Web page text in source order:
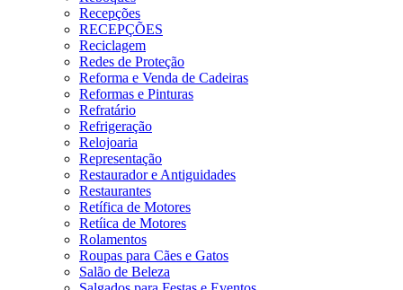
Recepções
RECEPÇÕES
Reciclagem
Redes de Proteção
Reforma e Venda de Cadeiras
Reformas e Pinturas
Refratário
Refrigeração
Relojoaria
Representação
Restaurador e Antiguidades
Restaurantes
Retífica de Motores
Retíica de Motores
Rolamentos
Roupas para Cães e Gatos
Salão de Beleza